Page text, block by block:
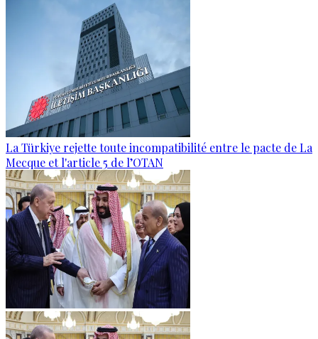
La Türkiye rejette toute incompatibilité entre le pacte de La
Mecque et l'article 5 de l’OTAN